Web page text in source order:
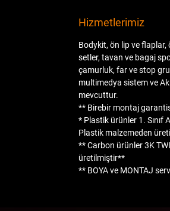
Hizmetlerimiz
Bodykit, ön lip ve
setler, tavan ve bagaj
çamurluk, far ve stop
multimedya sistem ve
mevcuttur.
** Birebir montaj
* Plastik ürünler 1. Sınıf
Plastik malzemeden
** Carbon ürünler3K
üretilmiştir**
** BOYAve MONTAJ